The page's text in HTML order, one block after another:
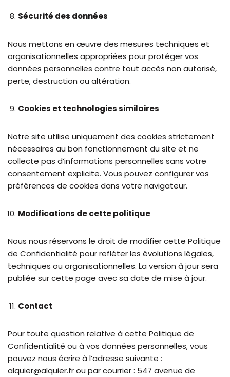
Sécurité des données
Nous mettons en œuvre des mesures techniques et
organisationnelles appropriées pour protéger vos
données personnelles contre tout accès non autorisé,
perte, destruction ou altération.
Cookies et technologies similaires
Notre site utilise uniquement des cookies strictement
nécessaires au bon fonctionnement du site et ne
collecte pas d’informations personnelles sans votre
consentement explicite. Vous pouvez configurer vos
préférences de cookies dans votre navigateur.
Modifications de cette politique
Nous nous réservons le droit de modifier cette Politique
de Confidentialité pour refléter les évolutions légales,
techniques ou organisationnelles. La version à jour sera
publiée sur cette page avec sa date de mise à jour.
Contact
Pour toute question relative à cette Politique de
Confidentialité ou à vos données personnelles, vous
pouvez nous écrire à l’adresse suivante :
alquier@alquier.fr ou par courrier : 547 avenue de